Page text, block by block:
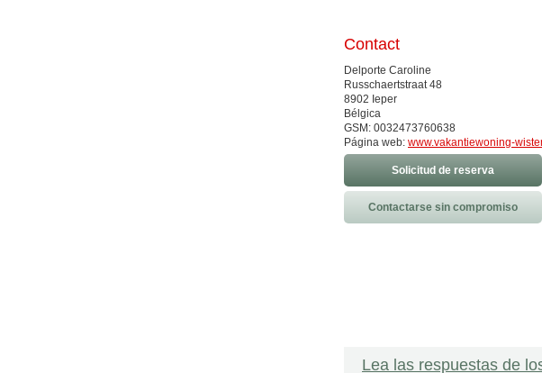
Contact
Delporte Caroline
Russchaertstraat 48
8902 Ieper
Bélgica
GSM: 0032473760638
Página web: www.vakantiewoning-
Solicitud de reserva
Contactarse sin compromiso
Lea las respuestas de